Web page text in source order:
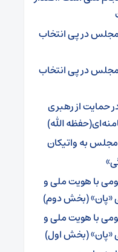
در پی انتخاب
در پی انتخاب
حمایت از رهبری
الله)
به واتیکان
با هویت ملی و
«پان» (بخش دوم)
با هویت ملی و
«پان» (بخش اول)